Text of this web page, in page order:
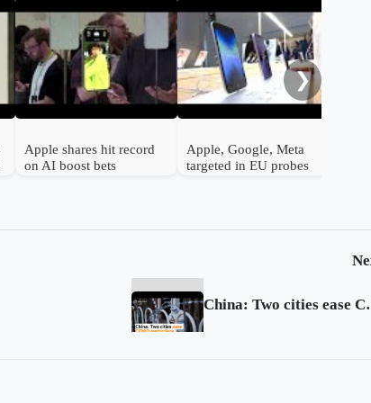
Apple shares hit record
on AI boost bets
Apple, Google, Meta
targeted in EU probes
❯
China: